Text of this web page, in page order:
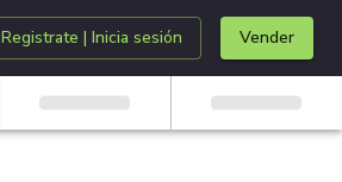
Registrate | Inicia sesión Vender